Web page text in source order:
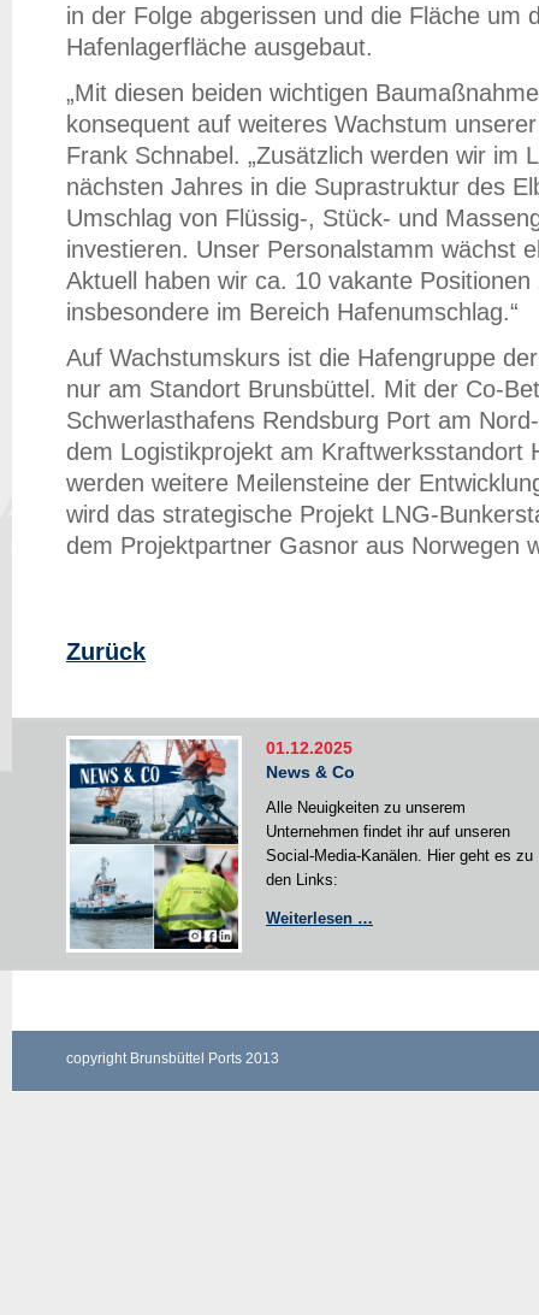
in der Folge abgerissen und die Fläche um
Hafenlagerfläche ausgebaut.
„Mit diesen beiden wichtigen
konsequent auf weiteres Wachstum
Frank Schnabel. „Zusätzlich werden wir im
nächsten Jahres in die Suprastruktur des
Umschlag von Flüssig-, Stück- und
investieren. Unser Personalstamm wächst
Aktuell haben wir ca. 10 vakante
insbesondere im Bereich Hafenumschlag.“
Auf Wachstumskurs ist die Hafengruppe
nur am Standort Brunsbüttel. Mit der Co-
Schwerlasthafens Rendsburg Port am
dem Logistikprojekt am Kraftwerksstandort
werden weitere Meilensteine der
wird das strategische Projekt LNG-
dem Projektpartner Gasnor aus Norwegen
Zurück
01.12.2025
News & Co
Alle Neuigkeiten zu unserem
Unternehmen findet ihr auf unseren
Social-Media-Kanälen. Hier geht es zu
den Links:
Weiterlesen …
copyright Brunsbüttel Ports 2013